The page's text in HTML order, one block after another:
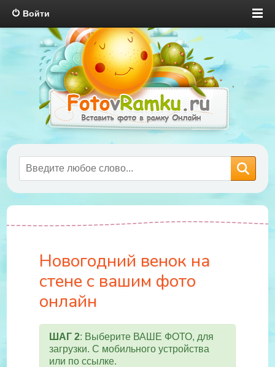
Войти
Новогодний венок на
стене с вашим фото
онлайн
ШАГ 2: Выберите ВАШЕ ФОТО, для
загрузки. С мобильного устройства
или по ссылке.